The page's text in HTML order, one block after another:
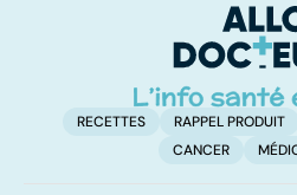
RECETTES RAPPEL PRODUIT
CANCER